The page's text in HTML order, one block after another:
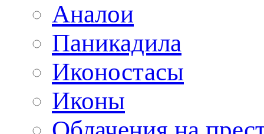
Аналои
Паникадила
Иконостасы
Иконы